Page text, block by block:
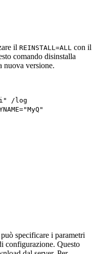
il REINSTALL=ALL con il
comando disinstalla
nuova versione.
/log
specificare i parametri
configurazione. Questo